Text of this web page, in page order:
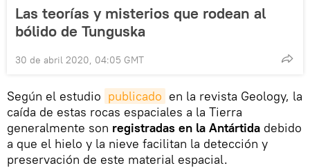
Las teorías y misterios que rodean al
bólido de Tunguska
30 de abril 2020, 04:05 GMT
Según el estudio publicado en la revista Geology, la
caída de estas rocas espaciales a la Tierra
generalmente son registradas en la Antártida debido
a que el hielo y la nieve facilitan la detección y
preservación de este material espacial.